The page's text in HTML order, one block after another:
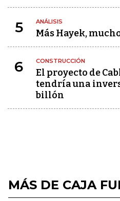
5 ANÁLISIS
Más Hayek,
6 CONSTRUCCIÓN
El proyecto de
tendría una
billón
MÁS DE CAJA